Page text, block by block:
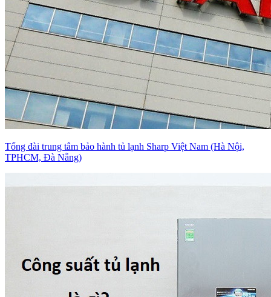
Tổng đài trung tâm bảo hành tủ lạnh Sharp Việt Nam (Hà Nội,
TPHCM, Đà Nẵng)